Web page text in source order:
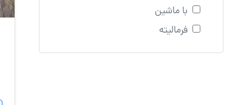
با ماشین
فرمالیته